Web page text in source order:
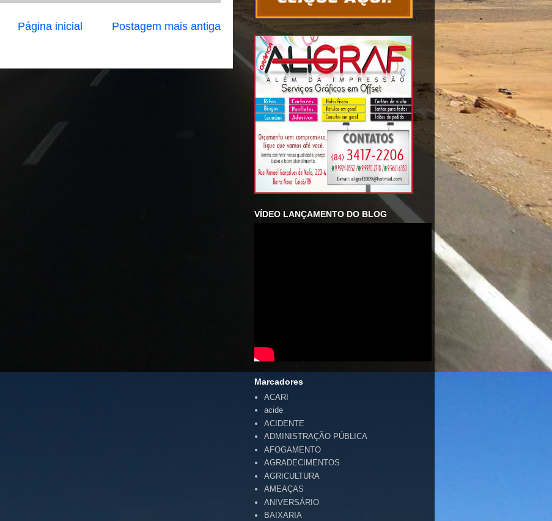
Postagem mais antiga
Página inicial
VÍDEO LANÇAMENTO DO BLOG
Marcadores
ACARI
acide
ACIDENTE
ADMINISTRAÇÃO PÚBLICA
AFOGAMENTO
AGRADECIMENTOS
AGRICULTURA
AMEAÇAS
ANIVERSÁRIO
BAIXARIA